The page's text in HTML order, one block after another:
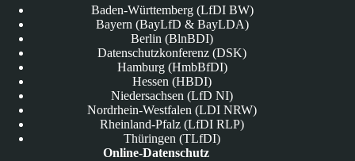
Baden-Württemberg (LfDI BW)
Bayern (BayLfD & BayLDA)
Berlin (BlnBDI)
Datenschutzkonferenz (DSK)
Hamburg (HmbBfDI)
Hessen (HBDI)
Niedersachsen (LfD NI)
Nordrhein-Westfalen (LDI NRW)
Rheinland-Pfalz (LfDI RLP)
Thüringen (TLfDI)
Online-Datenschutz